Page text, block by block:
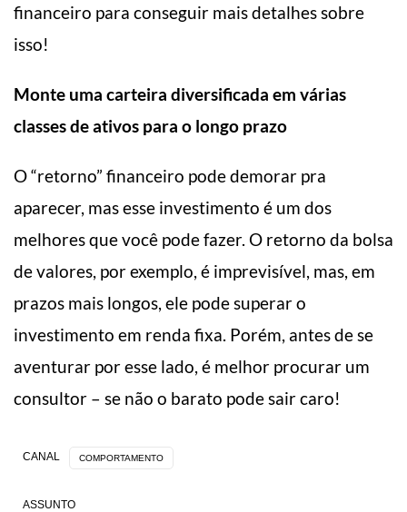
financeiro para conseguir mais detalhes sobre
isso!
Monte uma carteira diversificada em várias
classes de ativos para o longo prazo
O “retorno” financeiro pode demorar pra
aparecer, mas esse investimento é um dos
melhores que você pode fazer. O retorno da bolsa
de valores, por exemplo, é imprevisível, mas, em
prazos mais longos, ele pode superar o
investimento em renda fixa. Porém, antes de se
aventurar por esse lado, é melhor procurar um
consultor – se não o barato pode sair caro!
CANAL COMPORTAMENTO
ASSUNTO